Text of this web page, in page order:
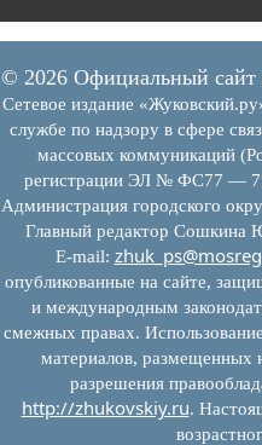
© 2026 Официальный сайт
Сетевое издание
службе по надзору в сфере
массовых коммуникаций
регистрации ЭЛ № ФС77 —
Администрация городского
Главный редактор
E‑mail:
опубликованные на сайте,
и международным
смежных правах.
материалов, размещенных
разрешения
http://zhukovskiy.ru.